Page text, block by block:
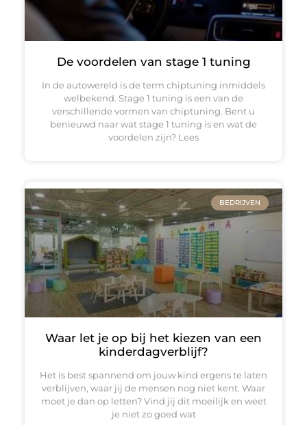
De voordelen van stage 1 tuning
In de autowereld is de term chiptuning inmiddels
welbekend. Stage 1 tuning is een van de
verschillende vormen van chiptuning. Bent u
benieuwd naar wat stage 1 tuning is en wat de
voordelen zijn? Lees
BEDRIJVEN
Waar let je op bij het kiezen van een
kinderdagverblijf?
Het is best spannend om jouw kind ergens te laten
verblijven, waar jij de mensen nog niet kent. Waar
moet je dan op letten? Vind jij dit moeilijk en weet
je niet zo goed wat